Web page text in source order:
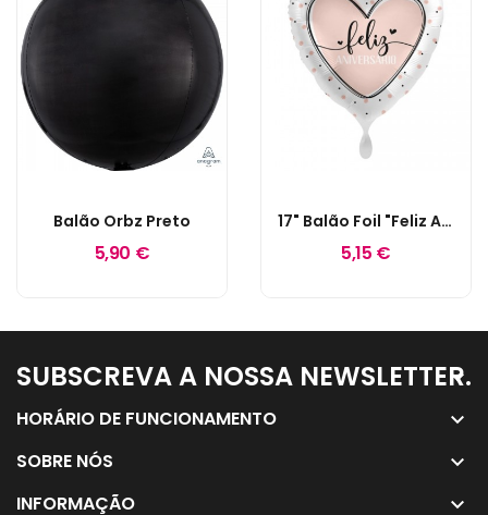
Balão Orbz Preto
5,90 €
17" Balão Foil "Feliz Aniversário" Coração Glossy
5,15 €
SUBSCREVA A NOSSA NEWSLETTER.
keyboard_arrow_down
HORÁRIO DE FUNCIONAMENTO keyboard_arrow_down
SOBRE NÓS keyboard_arrow_down
INFORMAÇÃO keyboard_arrow_down